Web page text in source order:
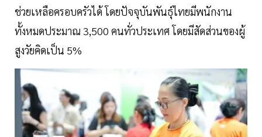
ช่วยเหลือครอบครัวได้ โดยปัจจุบันพันธุ์ไทยมีพนักงาน
ทั้งหมดประมาณ 3,500 คนทั่วประเทศ โดยมีสัดส่วนของผู้
สูงวัยคิดเป็น 5%